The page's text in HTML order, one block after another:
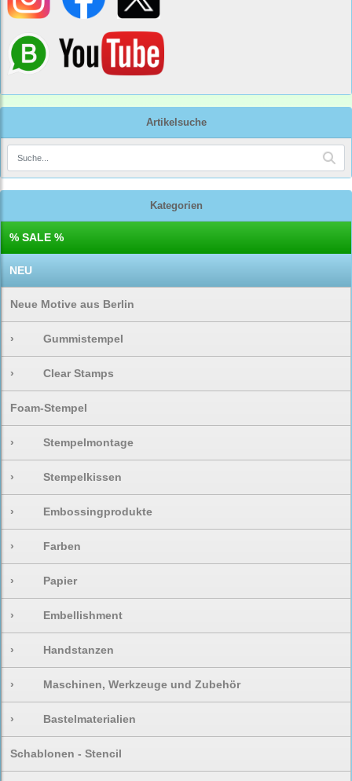
Artikelsuche
Kategorien
% SALE %
NEU
Neue Motive aus Berlin
› Gummistempel
› Clear Stamps
Foam-Stempel
› Stempelmontage
› Stempelkissen
› Embossingprodukte
› Farben
› Papier
› Embellishment
› Handstanzen
› Maschinen, Werkzeuge und Zubehör
› Bastelmaterialien
Schablonen - Stencil